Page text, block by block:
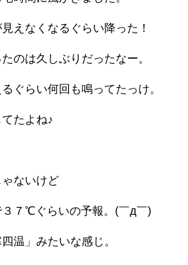
えなくなるぐらい降った！
のは久しぶりだったなー。
ぐらい何回も鳴ってたっけ。
たよね♪
ないけど
３７℃ぐらいの予報。(￣д￣)
温」みたいな感じ。